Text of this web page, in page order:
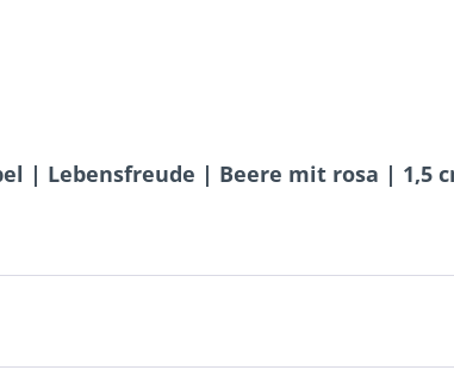
| Lebensfreude | Beere mit rosa | 1,5